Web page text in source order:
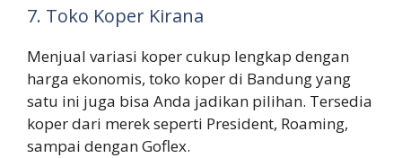
7. Toko Koper Kirana
Menjual variasi koper cukup lengkap dengan
harga ekonomis, toko koper di Bandung yang
satu ini juga bisa Anda jadikan pilihan. Tersedia
koper dari merek seperti President, Roaming,
sampai dengan Goflex.